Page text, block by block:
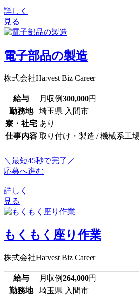
詳しく
見る
電子部品の製造
株式会社Harvest Biz Career
給与 月収例300,000円
勤務地
埼玉県 入間市
寮・社宅 あり
仕事内容 取り付け・製造 / 機械系工
＼最短45秒で完了／
応募へ進む
詳しく
見る
もくもく座り作業
株式会社Harvest Biz Career
給与 月収例264,000円
勤務地
埼玉県 入間市